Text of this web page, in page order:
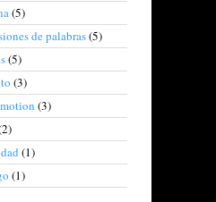
(5)
de palabras(5)
(5)
(3)
(3)
(1)
(1)